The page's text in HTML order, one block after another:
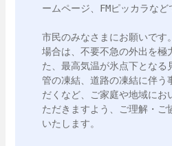
ームページ、FMピッカラなど
市民のみなさまにお願いです
場合は、不要不急の外出を極
た、最高気温が氷点下となる
管の凍結、道路の凍結に伴う
だくなど、ご家庭や地域にお
ただきますよう、ご理解・ご
いたします。